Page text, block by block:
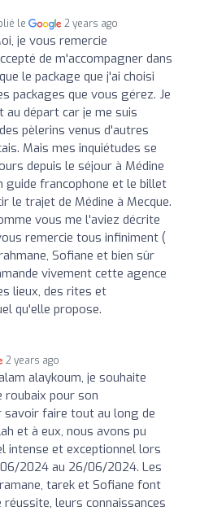
le 2 years ago
je vous remercie
de m'accompagner dans
le package que j'ai choisi
packages que vous gérez. Je
au départ car je me suis
pèlerins venus d'autres
Mais mes inquiétudes se
depuis le séjour à Médine
guide francophone et le billet
le trajet de Médine à Mecque.
vous me l'aviez décrite
remercie tous infiniment (
Sofiane et bien sûr
vivement cette agence
lieux, des rites et
qu'elle propose.
2 years ago
alaykoum, je souhaite
roubaix pour son
faire tout au long de
et à eux, nous avons pu
intense et exceptionnel lors
2024 au 26/06/2024. Les
tarek et Sofiane font
leurs connaissances